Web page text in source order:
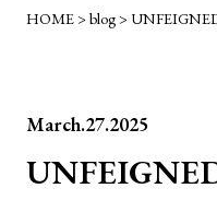
HOME>blog>
March.27.2025